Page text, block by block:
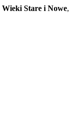
Wieki Stare i Nowe,